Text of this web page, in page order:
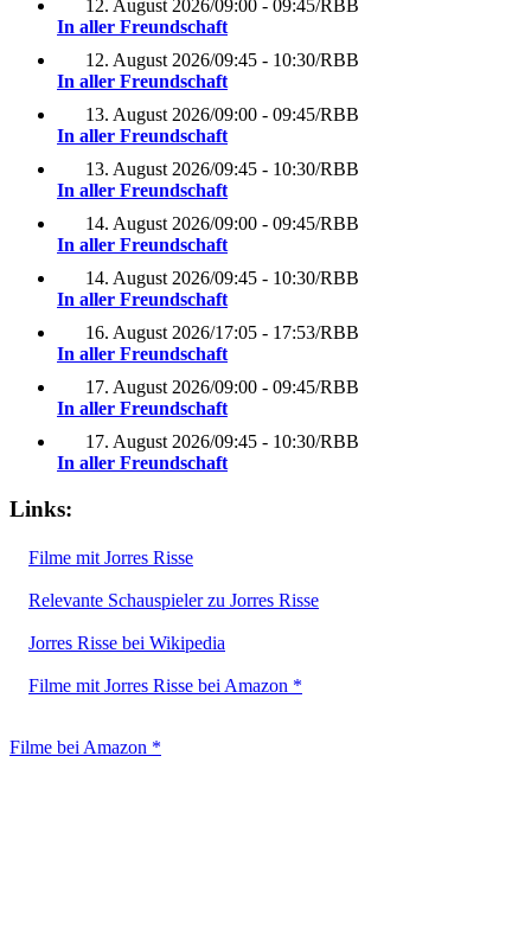
12. August 2026/09:00 - 09:45/RBB
In aller Freundschaft
12. August 2026/09:45 - 10:30/RBB
In aller Freundschaft
13. August 2026/09:00 - 09:45/RBB
In aller Freundschaft
13. August 2026/09:45 - 10:30/RBB
In aller Freundschaft
14. August 2026/09:00 - 09:45/RBB
In aller Freundschaft
14. August 2026/09:45 - 10:30/RBB
In aller Freundschaft
16. August 2026/17:05 - 17:53/RBB
In aller Freundschaft
17. August 2026/09:00 - 09:45/RBB
In aller Freundschaft
17. August 2026/09:45 - 10:30/RBB
In aller Freundschaft
Links:
Filme mit Jorres Risse
Relevante Schauspieler zu Jorres Risse
Jorres Risse bei Wikipedia
Filme mit Jorres Risse bei Amazon *
Filme bei Amazon *